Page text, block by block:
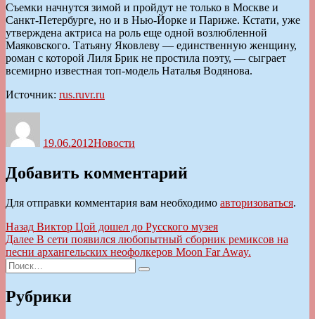
Съемки начнутся зимой и пройдут не только в Москве и
Санкт-Петербурге, но и в Нью-Йорке и Париже. Кстати, уже
утверждена актриса на роль еще одной возлюбленной
Маяковского. Татьяну Яковлеву — единственную женщину,
роман с которой Лиля Брик не простила поэту, — сыграет
всемирно известная топ-модель Наталья Водянова.
Источник: rus.ruvr.ru
19.06.2012Новости
Добавить комментарий
Для отправки комментария вам необходимо авторизоваться.
Навигация
по
записям
Назад Предыдущая
запись:
Виктор Цой дошел до Русского музея
Далее Следующая
запись:
В сети появился любопытный сборник ремиксов на
песни архангельских неофолкеров Moon Far Away.
Искать:
Поиск
Рубрики